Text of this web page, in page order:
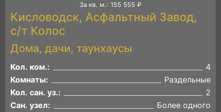
За кв. м.: 155 555 ₽
Кисловодск, Асфальтный Завод,
с/т Колос
Дома, дачи, таунхаусы
Кол. ком.:
4
Комнаты:
Раздельные
Кол. сан. уз.:
2
Сан. узел:
Более одного